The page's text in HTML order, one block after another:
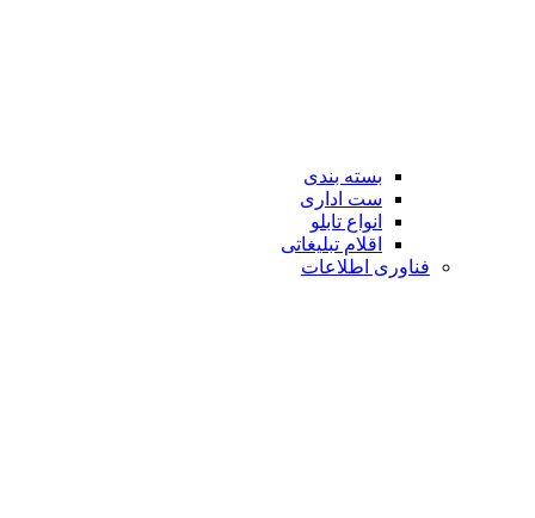
بسته بندی
ست اداری
انواع تابلو
اقلام تبلیغاتی
فناوری اطلاعات